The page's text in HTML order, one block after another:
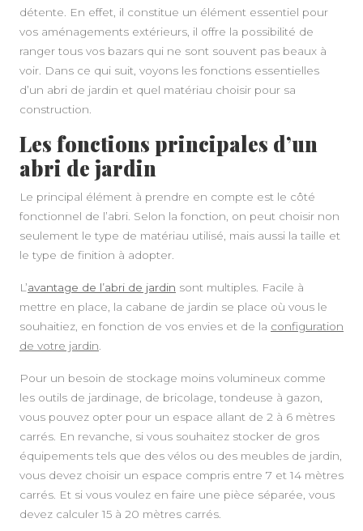
détente. En effet, il constitue un élément essentiel pour
vos aménagements extérieurs, il offre la possibilité de
ranger tous vos bazars qui ne sont souvent pas beaux à
voir. Dans ce qui suit, voyons les fonctions essentielles
d’un abri de jardin et quel matériau choisir pour sa
construction.
Les fonctions principales d’un
abri de jardin
Le principal élément à prendre en compte est le côté
fonctionnel de l’abri. Selon la fonction, on peut choisir non
seulement le type de matériau utilisé, mais aussi la taille et
le type de finition à adopter.
L’avantage de l’abri de jardin sont multiples. Facile à
mettre en place, la cabane de jardin se place où vous le
souhaitiez, en fonction de vos envies et de la configuration
de votre jardin
Pour un besoin de stockage moins volumineux comme
les outils de jardinage, de bricolage, tondeuse à gazon,
vous pouvez opter pour un espace allant de 2 à 6 mètres
carrés. En revanche, si vous souhaitez stocker de gros
équipements tels que des vélos ou des meubles de jardin,
vous devez choisir un espace compris entre 7 et 14 mètres
carrés. Et si vous voulez en faire une pièce séparée, vous
devez calculer 15 à 20 mètres carrés.